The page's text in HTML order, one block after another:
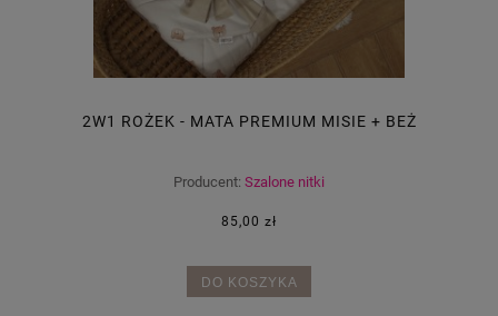
2W1 ROŻEK - MATA PREMIUM MISIE + BEŻ
Producent: Szalone nitki
85,00 zł
DO KOSZYKA